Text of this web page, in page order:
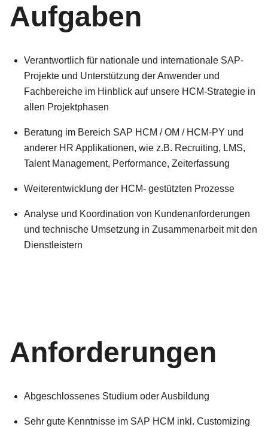
Aufgaben
Verantwortlich für nationale und internationale SAP-
Projekte und Unterstützung der Anwender und
Fachbereiche im Hinblick auf unsere HCM-Strategie in
allen Projektphasen
Beratung im Bereich SAP HCM / OM / HCM-PY und
anderer HR Applikationen, wie z.B. Recruiting, LMS,
Talent Management, Performance, Zeiterfassung
Weiterentwicklung der HCM- gestützten Prozesse
Analyse und Koordination von Kundenanforderungen
und technische Umsetzung in Zusammenarbeit mit den
Dienstleistern
Anforderungen
Abgeschlossenes Studium oder Ausbildung
Sehr gute Kenntnisse im SAP HCM inkl. Customizing